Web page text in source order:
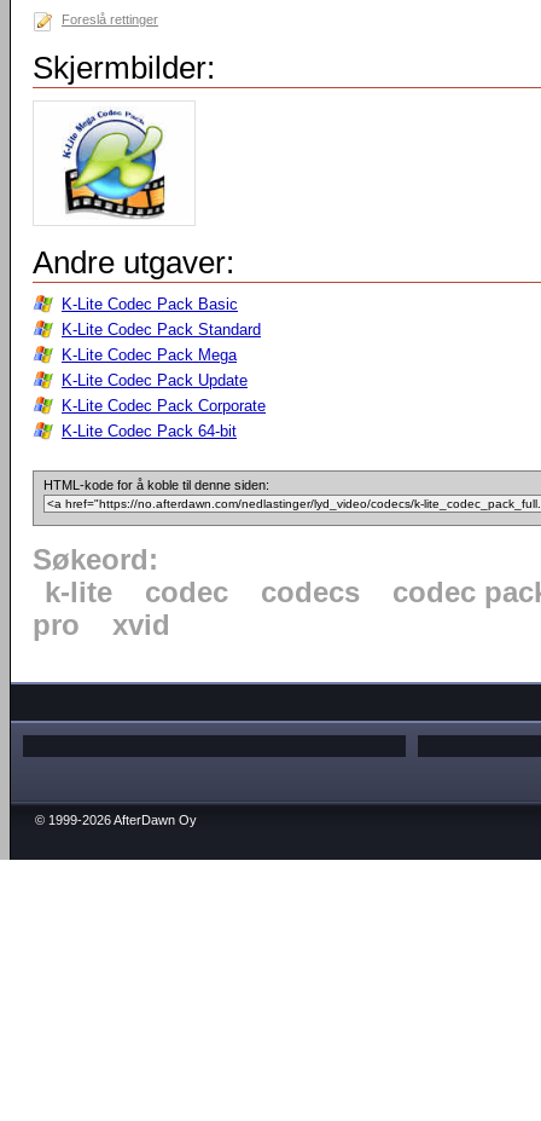
Foreslå rettinger
Skjermbilder:
Andre utgaver:
K-Lite Codec Pack Basic
K-Lite Codec Pack Standard
K-Lite Codec Pack Mega
K-Lite Codec Pack Update
K-Lite Codec Pack Corporate
K-Lite Codec Pack 64-bit
HTML-kode for å koble til denne siden:
Søkeord:
k-lite
codec codecs
codec
pro
xvid
© 1999-2026 AfterDawn Oy